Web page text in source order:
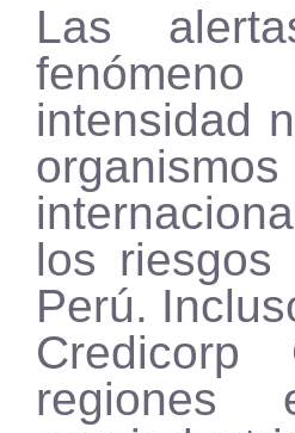
Las
intensidad
los riesgos
Perú.
Credicorp
regiones